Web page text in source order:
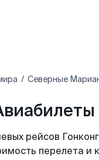
Северные
рейсов
перелета и